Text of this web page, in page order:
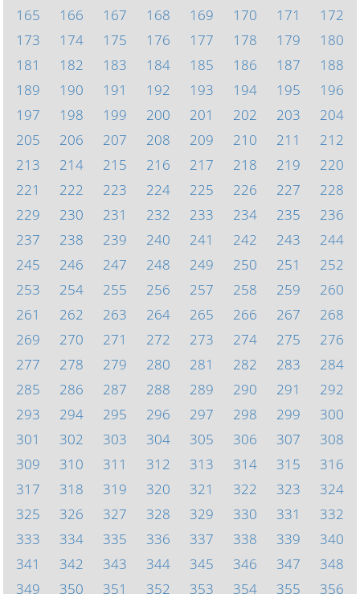
165
166 167 168 169 170 171
172
173
174 175 176 177 178 179
180
181
182 183 184 185 186 187
188
189
190 191 192 193 194 195
196
197
198 199 200 201 202 203
204
205
206 207 208 209 210 211
212
213
214 215 216 217 218 219
220
221
222 223 224 225 226 227
228
229
230 231 232 233 234 235
236
237
238 239 240 241 242 243
244
245
246 247 248 249 250 251
252
253
254 255 256 257 258 259
260
261
262 263 264 265 266 267
268
269
270 271 272 273 274 275
276
277
278 279 280 281 282 283
284
285
286 287 288 289 290 291
292
293
294 295 296 297 298 299
300
301
302 303 304 305 306 307
308
309
310 311 312 313 314 315
316
317
318 319 320 321 322 323
324
325
326 327 328 329 330 331
332
333
334 335 336 337 338 339
340
341
342 343 344 345 346 347
348
349
350 351 352 353 354 355 356